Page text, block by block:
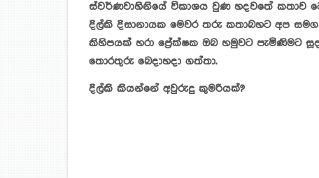
ස්වර්ණවාහිනියේ විකාශය වුණ හදවතේ කතාව
දිල්කි දිසානායක මෙවර තරු කතාබහට අප
කිහිපයක් හරා ප්‍රේක්ෂක ඔබ හමුවට පැමිණිමට
තොරතුරු බෙදාහදා ගත්තා.
දිල්කි කියන්නේ අවුරුදු කුමරියක්?